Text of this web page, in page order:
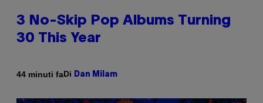
3 No-Skip Pop Albums Turning
30 This Year
44 minuti faDi Dan Milam